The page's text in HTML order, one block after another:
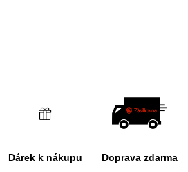
Dárek k nákupu Doprava zdarma